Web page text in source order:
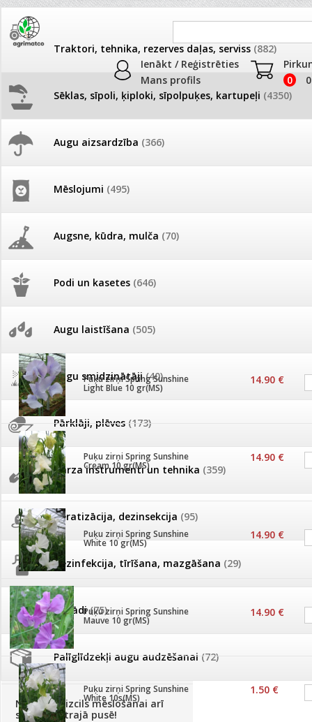
Ienākt / Reģistrēties
Mans profils
0
Traktori, tehnika, rezerves daļas, serviss (882)
Sēklas, sīpoli, ķiploki, sīpolpuķes, kartupeļi (4350)
Augu aizsardzība (366)
Mēslojumi (495)
Augsne, kūdra, mulča (70)
Podi un kasetes (646)
Augu laistīšana (505)
Augu smidzinātāji(40)
Pārklāji, plēves (173)
Dārza instrumenti un tehnika (359)
Deratizācija, dezinsekcija (95)
Dezinfekcija, tīrīšana, mazgāšana (29)
Dažādi(75)
Palīglīdzekļi augu audzēšanai (72)
JAUNUMI
Pašlasīšanas vietu katalogs
26.05. Vebinārs - Kā ierobežot
gliemežus piemājas dārzā un
Darba laiks Līgo svētkos
Ūdens piemērotības noteikšana
Pievienojies braucienam uz
Turkmenistānu!
Tomātu sēklu katalogs
Tomātu diena
Tagad Vitrol GB arī 20kg
iepakojumā!
Tomātu diena 21.augustā
Ievešanas atļaujas 2025
Visas datu drošības lapas (DDL)
vienuviet
Klientu Diena
Novatec - izcils mēslošanai arī
sezonas otrajā pusē!
AKCIJAS
frēze + mulčieris +
AKCIJAS komplekts -
IRRITEC
Puķuzirņi
Produkti »Sēklas, sīpoli, ķiploki, sīpolpuķes, kartupeļi
Puķuzirņi
Kārtot pēc
Kultūra
Puķu zirņi Spring Sunshine
Light Blue 10 gr(MS)
14.90 €
Puķu zirņi Spring Sunshine
Cream 10 gr(MS)
14.90 €
Puķu zirņi Spring Sunshine
White 10 gr(MS)
14.90 €
Puķu zirņi Spring Sunshine
Mauve 10 gr(MS)
14.90 €
Puķu zirņi Spring Sunshine
White 10s(MS)
1.50 €